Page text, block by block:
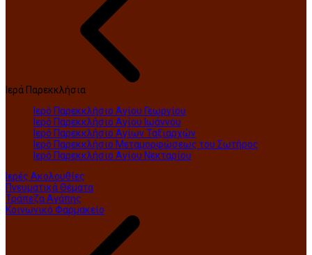
Ιερά Παρεκκλήσια
Ιερό Παρεκκλήσιο Αγίου Γεωργίου
Ιερό Παρεκκλήσιο Αγίου Ιωάννου
Ιερό Παρεκκλήσιο Αγίων Ταξιαρχών
Ιερό Παρεκκλήσιο Μεταμορφώσεως του Σωτήρος
Ιερό Παρεκκλήσιο Αγίου Νεκταρίου
Ιερές Ακολουθίες
Πνευματικά Θέματα
Τράπεζα Αγάπης
Κοινωνικό Φαρμακείο